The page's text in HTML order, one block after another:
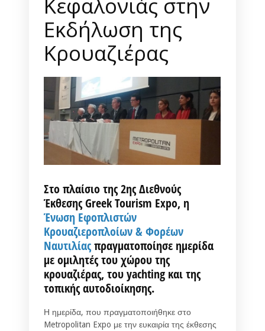
Εκδήλωση της
Κρουαζιέρας
Στο πλαίσιο της 2ης Διεθνούς
Έκθεσης Greek Tourism Expo, η
Ένωση Εφοπλιστών
Κρουαζιεροπλοίων & Φορέων
Ναυτιλίαςπραγματοποίησε ημερίδα
με ομιλητές του χώρου της
κρουαζιέρας, του yachting και της
τοπικής αυτοδιοίκησης.
Η ημερίδα, που πραγματοποιήθηκε στο
Metropolitan Expo με την ευκαιρία της έκθεσης